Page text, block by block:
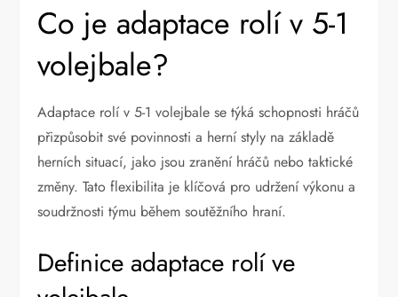
Co je adaptace rolí v 5-1
volejbale?
Adaptace rolí v 5-1 volejbale se týká schopnosti hráčů
přizpůsobit své povinnosti a herní styly na základě
herních situací, jako jsou zranění hráčů nebo taktické
změny. Tato flexibilita je klíčová pro udržení výkonu a
soudržnosti týmu během soutěžního hraní.
Definice adaptace rolí ve